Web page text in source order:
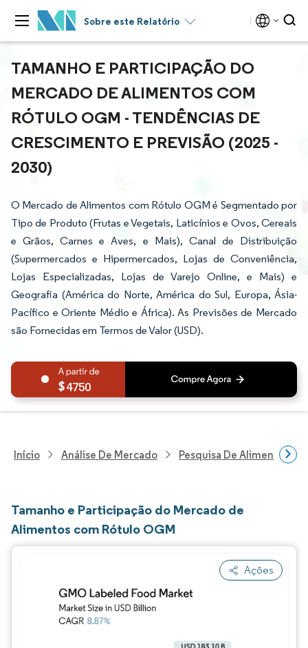
Sobre este Relatório
TAMANHO E PARTICIPAÇÃO DO
MERCADO DE ALIMENTOS COM
RÓTULO OGM - TENDÊNCIAS DE
CRESCIMENTO E PREVISÃO (2025 -
2030)
O Mercado de Alimentos com Rótulo OGM é Segmentado por
Tipo de Produto (Frutas e Vegetais, Laticínios e Ovos, Cereais
e Grãos, Carnes e Aves, e Mais), Canal de Distribuição
(Supermercados e Hipermercados, Lojas de Conveniência,
Lojas Especializadas, Lojas de Varejo Online, e Mais) e
Geografia (América do Norte, América do Sul, Europa, Ásia-
Pacífico e Oriente Médio e África). As Previsões de Mercado
são Fornecidas em Termos de Valor (USD).
4750
Início Análise De Mercado Pesquisa De Alimentos E
Tamanho e Participação do Mercado de
Alimentos com Rótulo OGM
Ações